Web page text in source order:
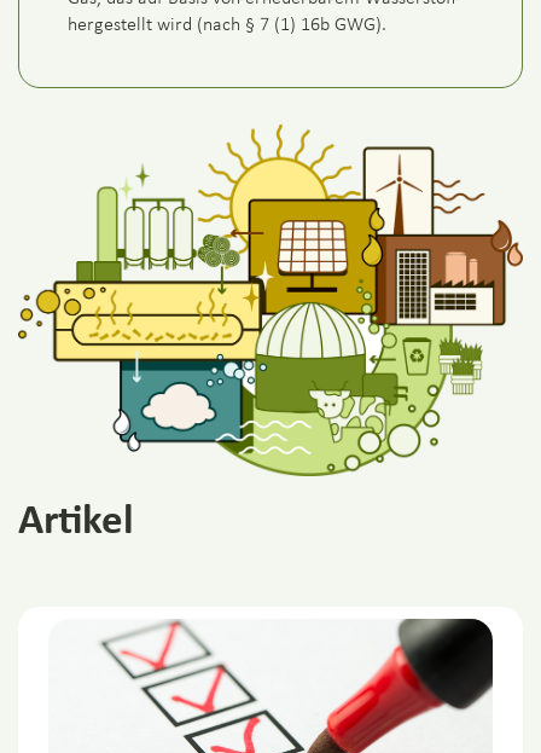
hergestellt wird (nach § 7 (1) 16b GWG).
Artikel